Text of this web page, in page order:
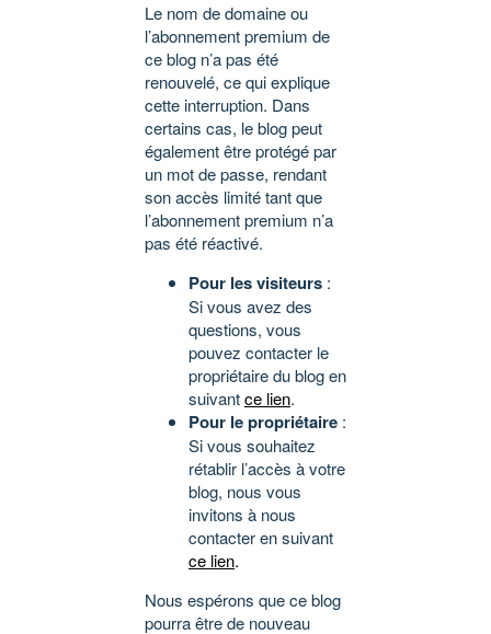
Le nom de domaine ou
l’abonnement premium de
ce blog n’a pas été
renouvelé, ce qui explique
cette interruption. Dans
certains cas, le blog peut
également être protégé par
un mot de passe, rendant
son accès limité tant que
l’abonnement premium n’a
pas été réactivé.
Pour les visiteurs :
Si vous avez des
questions, vous
pouvez contacter le
propriétaire du blog en
suivantce lien.
Pour le propriétaire :
Si vous souhaitez
rétablir l’accès à votre
blog, nous vous
invitons à nous
contacter en suivant
ce lien.
Nous espérons que ce blog
pourra être de nouveau